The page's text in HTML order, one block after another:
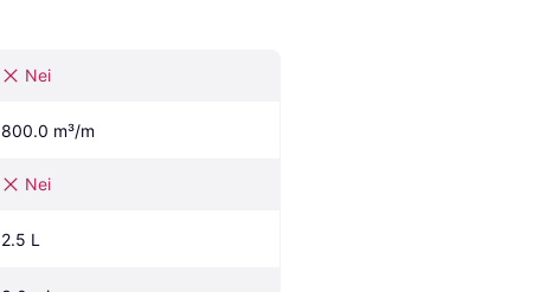
Nei
800.0 m³/m
Nei
2.5 L